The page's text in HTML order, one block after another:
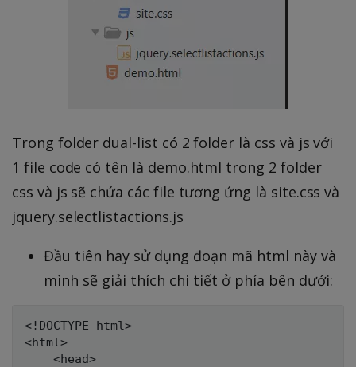
Trong folder dual-list có 2 folder là css và js với
1 file code có tên là demo.html trong 2 folder
css và js sẽ chứa các file tương ứng là site.css và
jquery.selectlistactions.js
Đầu tiên hay sử dụng đoạn mã html này và
mình sẽ giải thích chi tiết ở phía bên dưới:
<!DOCTYPE html>
<html>
    <head>